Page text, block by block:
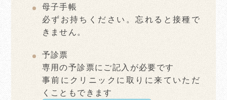
母子手帳
必ずお持ちください。忘れると接種で
きません。
予診票
専用の予診票にご記入が必要です
事前にクリニックに取りに来ていただ
くこともできます